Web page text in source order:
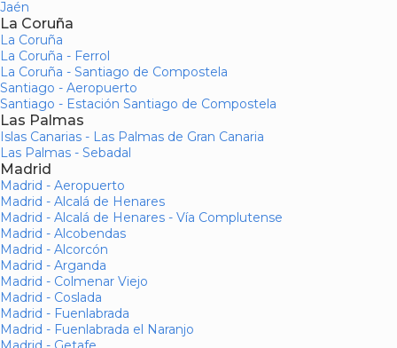
Jaén
La Coruña
La Coruña
La Coruña - Ferrol
La Coruña - Santiago de Compostela
Santiago - Aeropuerto
Santiago - Estación Santiago de Compostela
Las Palmas
Islas Canarias - Las Palmas de Gran Canaria
Las Palmas - Sebadal
Madrid
Madrid - Aeropuerto
Madrid - Alcalá de Henares
Madrid - Alcalá de Henares - Vía Complutense
Madrid - Alcobendas
Madrid - Alcorcón
Madrid - Arganda
Madrid - Colmenar Viejo
Madrid - Coslada
Madrid - Fuenlabrada
Madrid - Fuenlabrada el Naranjo